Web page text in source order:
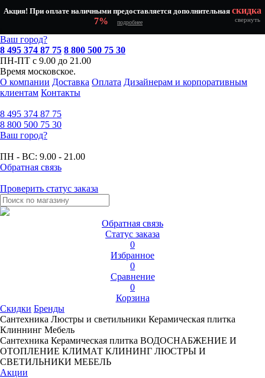
Акция! При оплате наличными предоставляется дополнительная скидка
7%
подробнее свернуть
Ваш город?
8 495 374 87 75 8 800 500 75 30
ПН-ПТ с 9.00 до 21.00
Время московское.
О компании Доставка Оплата Дизайнерам и корпоративным
клиентам Контакты
8 495 374 87 75
8 800 500 75 30
Ваш город?
ПН - ВС: 9.00 - 21.00
Обратная связь
Проверить статус заказа
Обратная связь
Статус заказа
0
Избранное
0
Сравнение
0
Корзина
Скидки Бренды
Сантехника Люстры и светильники Керамическая плитка
Клиннинг Мебель
Сантехника Керамическая плитка ВОДОСНАБЖЕНИЕ И
ОТОПЛЕНИЕ КЛИМАТ КЛИНИНГ ЛЮСТРЫ И
СВЕТИЛЬНИКИ МЕБЕЛЬ
Акции